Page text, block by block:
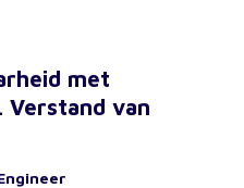
met
Verstand van